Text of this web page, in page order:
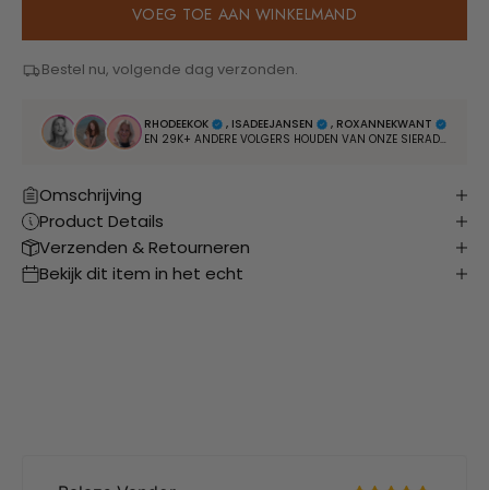
VOEG TOE AAN WINKELMAND
Bestel nu, volgende dag verzonden.
RHODEEKOK , ISADEEJANSEN
, ROXANNEKWANT
EN 29K+ ANDERE VOLGERS HOUDEN VAN ONZE SIERADEN
Omschrijving
Product Details
Verzenden & Retourneren
Bekijk dit item in het echt